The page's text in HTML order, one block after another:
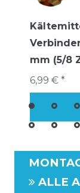
mm (5/8
6,99 € *
ALLE